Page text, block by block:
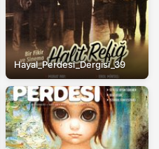
Hayal_Perdesi_Dergisi_39